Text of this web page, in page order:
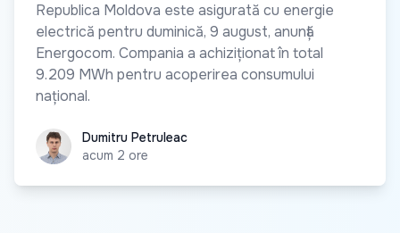
Republica Moldova este asigurată cu energie
electrică pentru duminică, 9 august, anunță
Energocom. Compania a achiziționat în total
9.209 MWh pentru acoperirea consumului
național.
Dumitru Petruleac
Dumitru Petruleac
acum 2 ore